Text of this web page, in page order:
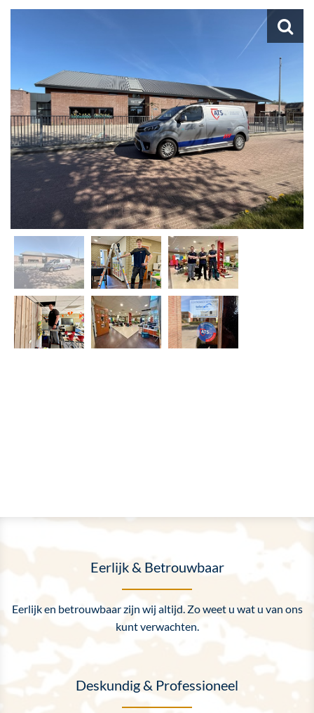
Eerlijk & Betrouwbaar
Eerlijk en betrouwbaar zijn wij altijd. Zo weet u wat u van ons
kunt verwachten.
Deskundig & Professioneel